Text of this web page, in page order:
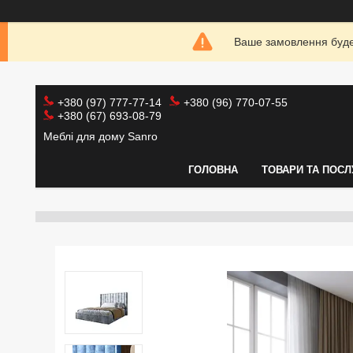
Ваше замовлення
+380 (97) 777-77-14
+380 (96) 770-07-55
+380 (67) 693-08-79
Меблі для дому Sanro
ГОЛОВНА ТОВАРИ ТА